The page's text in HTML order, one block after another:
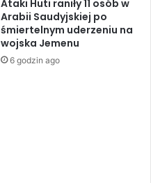
Ataki Huti raniły 11 osób w
Arabii Saudyjskiej po
śmiertelnym uderzeniu na
wojska Jemenu
6 godzin ago